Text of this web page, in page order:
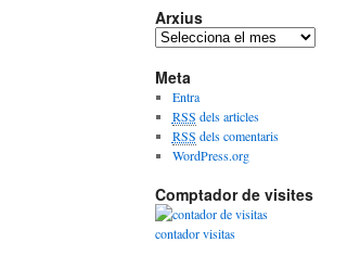
Arxius
A
x
i
u
s
Meta
Entra
RSS dels articles
RSS dels comentaris
WordPress.org
Comptador de visites
contador visitas